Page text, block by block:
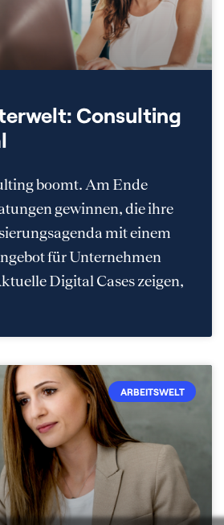
Consulting
boomt. Am Ende
gewinnen, die ihre
mit einem
für Unternehmen
Digital Cases zeigen,
ARBEITSWELT